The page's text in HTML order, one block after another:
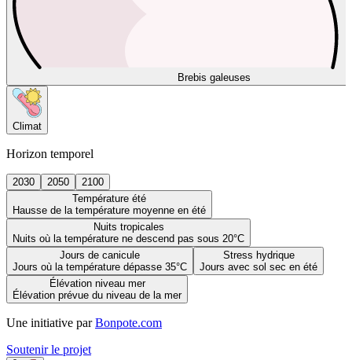
Brebis galeuses
Climat
Horizon temporel
2030 2050
2100
Température été
Hausse de la température moyenne en été
Nuits tropicales
Nuits où la température ne descend pas sous 20°C
Jours de canicule
Jours où la température dépasse 35°C
Stress hydrique
Jours avec sol sec en été
Élévation niveau mer
Élévation prévue du niveau de la mer
Une initiative par Bonpote.com
Soutenir le projet